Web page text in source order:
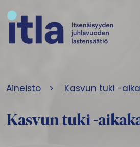
Aineisto > Kasvun tuki -
Kasvun tuki -